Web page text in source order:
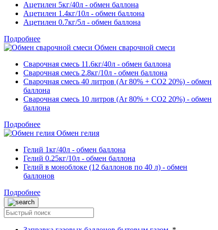
Ацетилен 5кг/40л - обмен баллона
Ацетилен 1.4кг/10л - обмен баллона
Ацетилен 0.7кг/5л - обмен баллона
Подробнее
Обмен сварочной смеси
Сварочная смесь 11.6кг/40л - обмен баллона
Сварочная смесь 2.8кг/10л - обмен баллона
Сварочная смесь 40 литров (Ar 80% + CO2 20%) - обмен
баллона
Сварочная смесь 10 литров (Ar 80% + CO2 20%) - обмен
баллона
Подробнее
Обмен гелия
Гелий 1кг/40л - обмен баллона
Гелий 0.25кг/10л - обмен баллона
Гелий в моноблоке (12 баллонов по 40 л) - обмен
баллонов
Подробнее